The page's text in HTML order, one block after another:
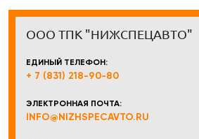
ООО ТПК "НИЖСПЕЦАВТО"
ЕДИНЫЙ ТЕЛЕФОН:
+ 7 (831) 218-90-80
ЭЛЕКТРОННАЯ ПОЧТА:
INFO@NIZHSPECAVTO.RU